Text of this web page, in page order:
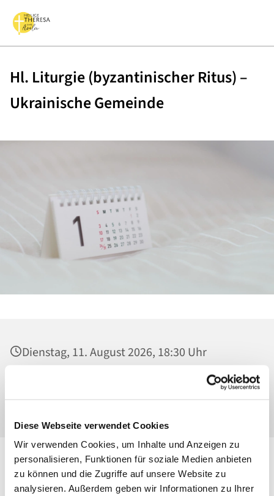
Diese Webseite verwendet Cookies
Wir verwenden Cookies, um Inhalte und Anzeigen zu
personalisieren, Funktionen für soziale Medien anbieten
zu können und die Zugriffe auf unsere Website zu
analysieren. Außerdem geben wir Informationen zu Ihrer
Hl. Liturgie (byzantinischer Ritus) –
Ukrainische Gemeinde
Dienstag, 11. August 2026, 18:30 Uhr
Heilig Kreuz, Kirche, Malchower Weg 22-24,
13053 Berlin